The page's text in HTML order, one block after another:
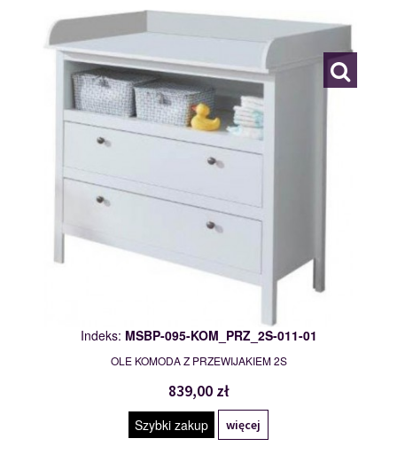
MSBP-095-KOM_PRZ_2S-011-01
Indeks: MSBP-095-KOM_PRZ_2S-011-01
OLE KOMODA Z PRZEWIJAKIEM 2S
839,00 zł
Szybki zakup więcej